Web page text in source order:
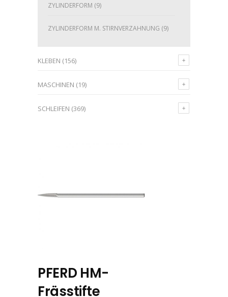
ZYLINDERFORM (9)
ZYLINDERFORM M. STIRNVERZAHNUNG (9)
KLEBEN (156)
MASCHINEN (19)
SCHLEIFEN (369)
PFERD HM-
Frässtifte